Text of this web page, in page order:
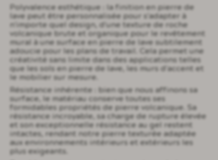
Polyvalence esthétique : la finition en pierre de
lave peut être personnalisée pour s'adapter à
n'importe quel design, d'une texture de roche
volcanique brute et organique pour le revêtement
mural à une surface en pierre de lave subtilement
adoucie pour les plans de travail. Cela permet une
créativité sans limite dans des applications telles
que les sols en pierre de lave, les murs d'accent et
le mobilier sur mesure.
Résistance inhérente : bien que nous affinons sa
surface, le matériau conserve toutes ses
formidables propriétés de pierre volcanique. Sa
résistance incroyable, sa charge de rupture élevée
et son exceptionnelle résistance au gel restent
intactes, rendant notre pierre texturée adaptée
aux environnements intérieurs et extérieurs les
plus exigeants.